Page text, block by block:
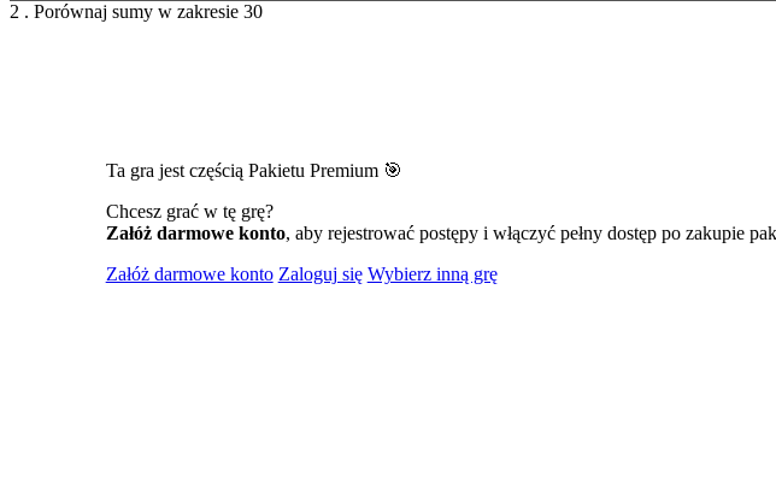
2 . Porównaj sumy w zakresie 30
Ta gra jest częścią Pakietu Premium 🎯
Chcesz grać w tę grę?
Załóż darmowe konto, aby rejestrować postępy i włączyć pełny dostęp po zakupie
Załóż darmowe konto Zaloguj się Wybierz inną grę